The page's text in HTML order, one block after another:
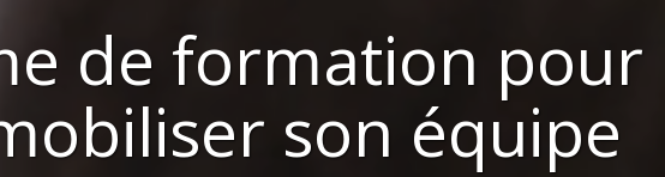
de formation pour
son équipe